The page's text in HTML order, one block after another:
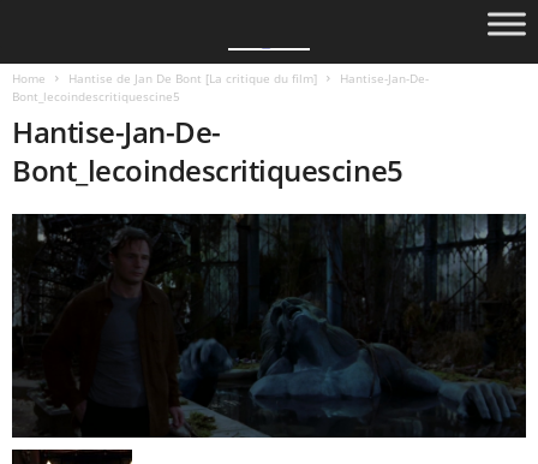
Home Hantise de Jan De Bont [La critique du film]
Hantise-Jan-De-
Bont_lecoindescritiquescine5
Hantise-Jan-De-
Bont_lecoindescritiquescine5